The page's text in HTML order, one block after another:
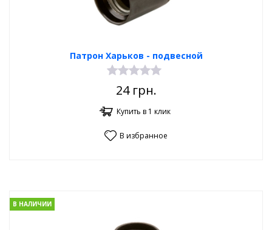
Патрон Харьков - подвесной
24грн.
Купить в 1 клик
В избранное
В НАЛИЧИИ